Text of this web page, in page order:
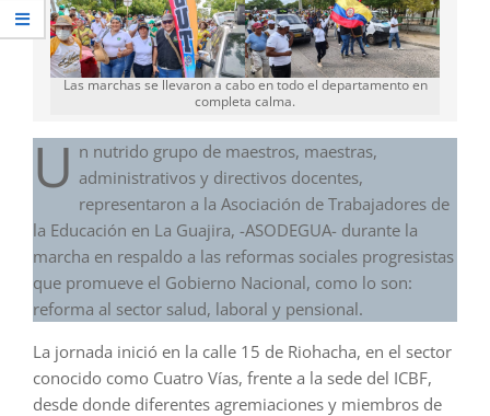
Las marchas se llevaron a cabo en todo el departamento en
completa calma.
U n nutrido grupo de maestros, maestras,
administrativos y directivos docentes,
representaron a la Asociación de Trabajadores de
la Educación en La Guajira, -ASODEGUA- durante la
marcha en respaldo a las reformas sociales progresistas
que promueve el Gobierno Nacional, como lo son:
reforma al sector salud, laboral y pensional.
La jornada inició en la calle 15 de Riohacha, en el sector
conocido como Cuatro Vías, frente a la sede del ICBF,
desde donde diferentes agremiaciones y miembros de